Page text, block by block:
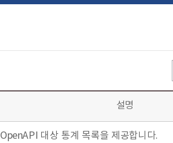
설명
OpenAPI 대상 통계 목록을 제공합니다.